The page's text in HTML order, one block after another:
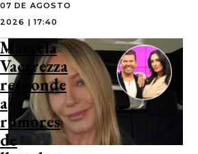
07 DE AGOSTO
2026 | 17:40
Marcela
Vacarezza
responde
a
rumores
de